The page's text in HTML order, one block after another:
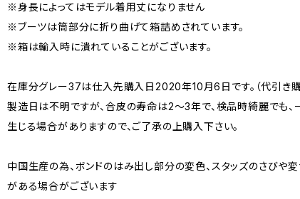
※身長によってはモデル着用丈になりません
※ブーツは筒部分に折り曲げて箱詰めされています。
※箱は輸入時に潰れていることがございます。
在庫分グレー37は仕入先購入日2020年10月6日です。（代引き
製造日は不明ですが、合皮の寿命は2～3年で、検品時綺麗でも
生じる場合がありますので、ご了承の上購入下さい。
中国生産の為、ボンドのはみ出し部分の変色、スタッズのさびや
がある場合がございます